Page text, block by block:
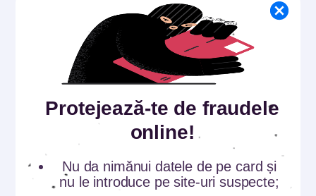
Protejează-te de fraudele
online!
Nu da nimănui datele de pe card și
nu le introduce pe site-uri suspecte;